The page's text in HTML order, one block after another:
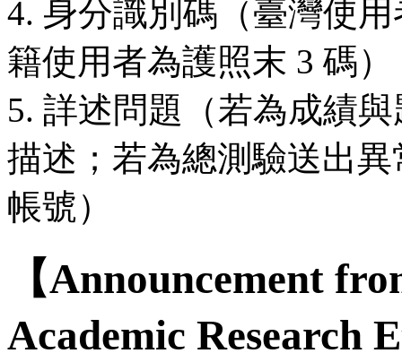
4. 身分識別碼（臺灣使
籍使用者為護照末 3 碼）
5. 詳述問題（若為成績
描述；若為總測驗送出
帳號）
【Announcement
Academic Research